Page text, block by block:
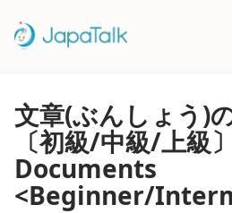
文章(ぶんしょう)
〔初級/中級/上
Documents
<Beginner/